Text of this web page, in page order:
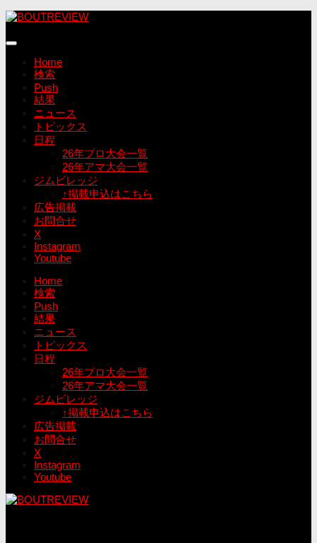
コ
テ
Home
検索
Push
結果
ニュース
トピックス
日程
26年プロ大会一覧
26年アマ大会一覧
ジムビレッジ
↑掲載申込はこちら
広告掲載
お問合せ
X
Instagram
Youtube
Home
検索
Push
結果
ニュース
トピックス
日程
26年プロ大会一覧
26年アマ大会一覧
ジムビレッジ
↑掲載申込はこちら
広告掲載
お問合せ
X
Instagram
Youtube